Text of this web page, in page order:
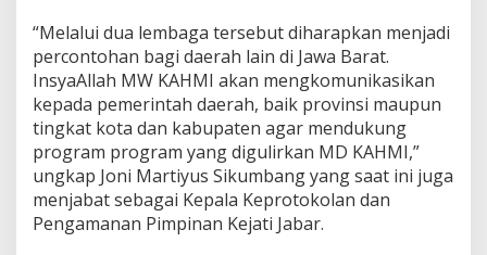
P
e
r
m
s
a
l
a
h
a
“Melalui dua lembaga tersebut diharapkan menjadi
percontohan bagi daerah lain di Jawa Barat.
InsyaAllah MW KAHMI akan mengkomunikasikan
kepada pemerintah daerah, baik provinsi maupun
tingkat kota dan kabupaten agar mendukung
program program yang digulirkan MD KAHMI,”
ungkap Joni Martiyus Sikumbang yang saat ini juga
menjabat sebagai Kepala Keprotokolan dan
Pengamanan Pimpinan Kejati Jabar.